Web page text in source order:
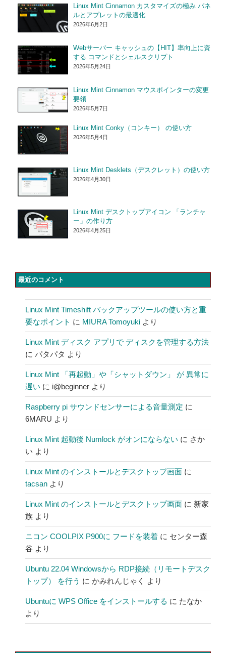
Linux Mint Cinnamon カスタマイズの極み パネ
ルとアプレットの最適化
2026年6月2日
Webサーバー キャッシュの【HIT】率向上に資
する コマンドとシェルスクリプト
2026年5月24日
Linux Mint Cinnamon マウスポインターの変更
要領
2026年5月7日
Linux Mint Conky（コンキー） の使い方
2026年5月4日
Linux Mint Desklets（デスクレット）の使い方
2026年4月30日
Linux Mint デスクトップアイコン 「ランチャ
ー」の作り方
2026年4月25日
最近のコメント
Linux Mint Timeshift バックアップツールの使い方と重
要なポイント に MIURA Tomoyuki より
Linux Mint ディスク アプリで ディスクを管理する方法
に パタパタ より
Linux Mint 「再起動」や「シャットダウン」 が 異常に
遅い に i@beginner より
Raspberry pi サウンドセンサーによる音量測定 に
6MARU より
Linux Mint 起動後 Numlock がオンにならない に さか
い より
Linux Mint のインストールとデスクトップ画面 に
tacsan より
Linux Mint のインストールとデスクトップ画面 に 新家
族 より
ニコン COOLPIX P900に フードを装着 に センター森
谷 より
Ubuntu 22.04 Windowsから RDP接続（リモートデスク
トップ） を行う に かみれんじゃく より
Ubuntuに WPS Office をインストールする に たなか
より